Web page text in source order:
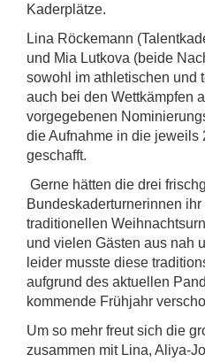
Kaderplätze.
Lina Röckemann
und Mia Lutkova (beide
sowohl im athletischen und
auch bei den Wettkämpfen
vorgegebenen
die Aufnahme in die jeweils
geschafft.
Gerne hätten die drei
Bundeskaderturnerinnen
traditionellen
und vielen Gästen aus nah
leider musste diese
aufgrund des aktuellen
kommende Frühjahr
Um so mehr freut sich die
zusammen mit Lina, Aliya-